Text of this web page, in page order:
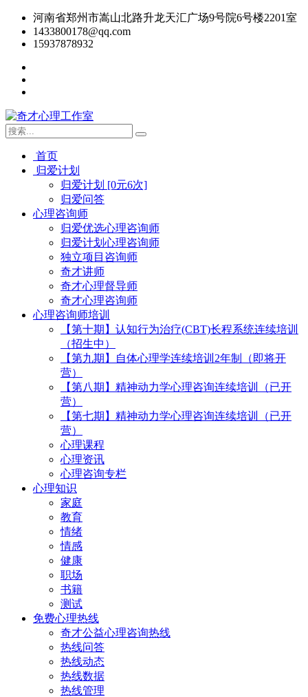
河南省郑州市嵩山北路升龙天汇广场9号院6号楼2201室
1433800178@qq.com
15937878932
首页
归爱计划
归爱计划 [0元6次]
归爱问答
心理咨询师
归爱优选心理咨询师
归爱计划心理咨询师
独立项目咨询师
奇才讲师
奇才心理督导师
奇才心理咨询师
心理咨询师培训
【第十期】认知行为治疗(CBT)长程系统连续培训
（招生中）
【第九期】自体心理学连续培训2年制（即将开
营）
【第八期】精神动力学心理咨询连续培训（已开
营）
【第七期】精神动力学心理咨询连续培训（已开
营）
心理课程
心理资讯
心理咨询专栏
心理知识
家庭
教育
情绪
情感
健康
职场
书籍
测试
免费心理热线
奇才公益心理咨询热线
热线问答
热线动态
热线数据
热线管理